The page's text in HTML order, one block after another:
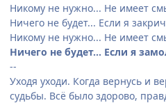
Никому не нужно... Не имеет
Ничего не будет... Если я
Никому не нужно... Не имеет
Ничего не будет... Если я
--
Уходя уходи. Когда вернусь и
судьбы. Всё было здорово,